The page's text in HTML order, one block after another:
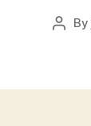
Post
By